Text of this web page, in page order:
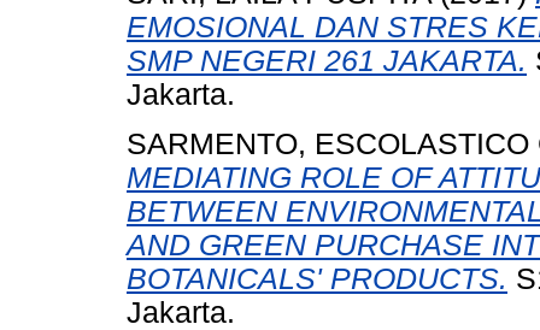
EMOSIONAL DAN STRES
SMP NEGERI 261 JAKARTA.
Jakarta.
SARMENTO, ESCOLASTICO
MEDIATING ROLE OF
BETWEEN
AND GREEN PURCHASE
BOTANICALS' PRODUCTS.
Jakarta.